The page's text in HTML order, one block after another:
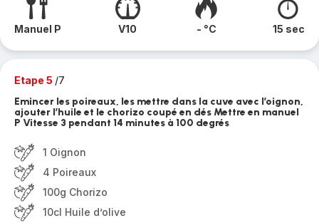
Manuel P V10 - °C 15 sec
Etape 5 /7
Emincer les poireaux, les mettre dans la cuve avec l’oignon,
ajouter l’huile et le chorizo coupé en dés Mettre en manuel
P Vitesse 3 pendant 14 minutes à 100 degrés
1 Oignon
4 Poireaux
100g Chorizo
10cl Huile d’olive